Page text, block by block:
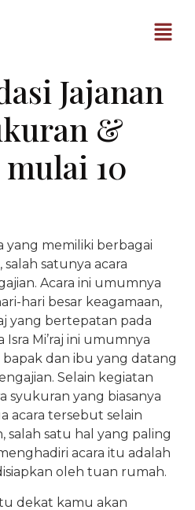
Jajanan
&
10
yang memiliki berbagai
salah satunya acara
Acara ini umumnya
hari besar keagamaan,
yang bertepatan pada
Isra Mi’raj ini umumnya
dan ibu yang datang
Selain kegiatan
syukuran yang biasanya
acara tersebut selain
salah satu hal yang paling
acara itu adalah
oleh tuan rumah.
dekat kamu akan